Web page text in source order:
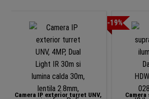
Camera IP exterior turret UNV,
-19%